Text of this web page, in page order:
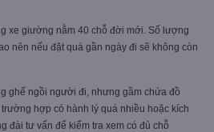
xe giường nằm 40 chỗ đời mới. Số lượng
nên nếu đặt quá gần ngày đi sẽ không còn
ghế ngồi người đi, nhưng gầm chứa đồ
hợp có hành lý quá nhiều hoặc kích
đài tư vấn để kiểm tra xem có đủ chỗ